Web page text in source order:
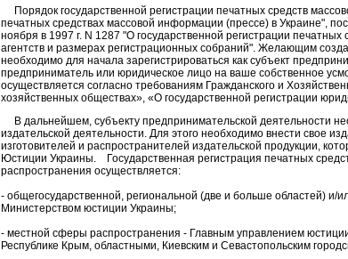
Порядок государственной регистрации печатных средств
печатных средствах массовой информации (прессе) в Украине",
ноября в 1997 г. N 1287 "О государственной регистрации
агентств и размерах регистрационных собраний". Желающим
необходимо для начала зарегистрироваться как субъект
предприниматель или юридическое лицо на ваше собственное
осуществляется согласно требованиям Гражданского и
хозяйственных обществах», «О государственной регистрации
В дальнейшем, субъекту предпринимательской деятельности
издательской деятельности. Для этого необходимо внести свое
изготовителей и распространителей издательской продукции,
Юстиции Украины. Государственная регистрация печатных
распространения осуществляется:
- общегосударственной, региональной (две и больше областей)
Министерством юстиции Украины;
- местной сферы распространения - Главным управлением
Республике Крым, областными, Киевским и Севастопольским